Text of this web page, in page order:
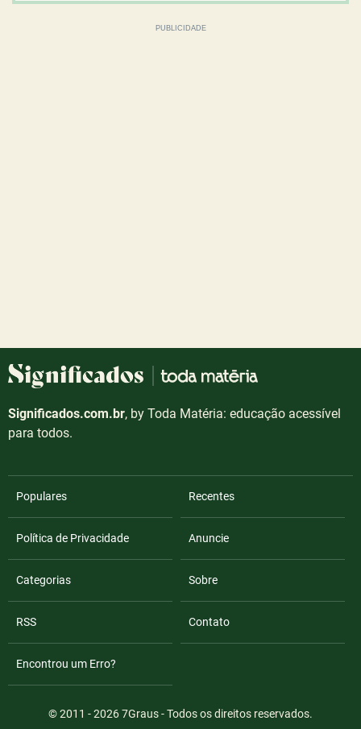
Significados.com.br, by Toda Matéria: educação acessível
para todos.
Populares Recentes
Política de Privacidade Anuncie
Categorias Sobre
RSS Contato
Encontrou um Erro?
© 2011 - 20267Graus- Todos os direitos reservados.